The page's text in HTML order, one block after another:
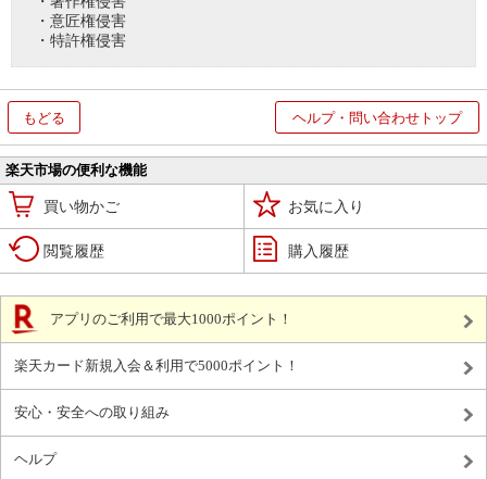
・意匠権侵害
・特許権侵害
もどる ヘルプ・問い合わせトップ
楽天市場の便利な機能
買い物かご お気に入り
閲覧履歴 購入履歴
アプリのご利用で最大1000ポイント！
楽天カード新規入会＆利用で5000ポイント！
安心・安全への取り組み
ヘルプ